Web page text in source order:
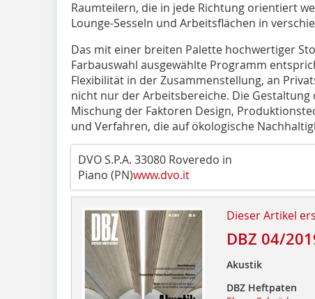
Raumteilern, die in jede Richtung orientiert
Lounge-Sesseln und Arbeitsflächen in
Das mit einer breiten Palette hochwertiger
Farbauswahl ausgewählte Programm
Flexibilität in der Zusammenstellung, an
nicht nur der Arbeitsbereiche. Die
Mischung der Faktoren Design,
und Verfahren, die auf ökologische
DVO S.P.A. 33080 Roveredo in­
Piano (PN)www.dvo.it
Dieser Artikel
DBZ 04/
Akustik
DBZ Heftpaten